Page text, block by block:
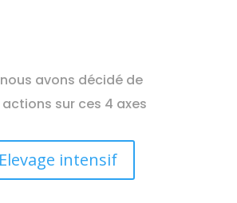
avons décidé de
sur ces 4 axes
Elevage intensif